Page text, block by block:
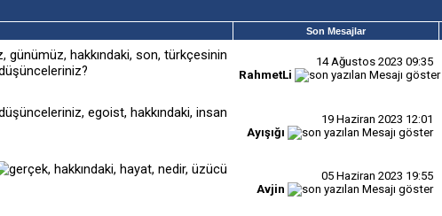
Son Mesajlar
14 Ağustos 2023 09:35
RahmetLi
19 Haziran 2023 12:01
Ayışığı
05 Haziran 2023 19:55
Avjin